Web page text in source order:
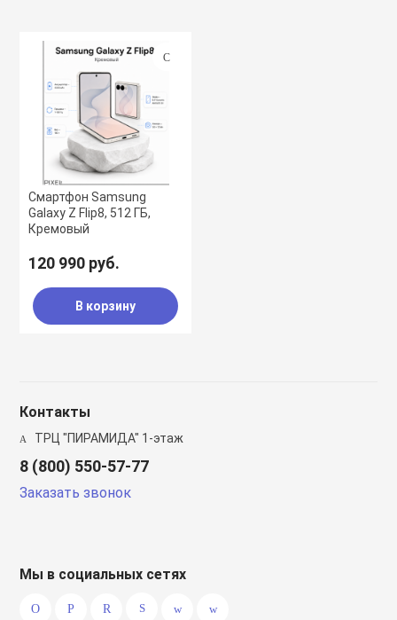
Смартфон Samsung
Galaxy Z Flip8, 512 ГБ,
Кремовый
120 990 руб.
В корзину
Контакты
ТРЦ "ПИРАМИДА" 1-этаж
8 (800) 550-57-77
Заказать звонок
Мы в социальных сетях